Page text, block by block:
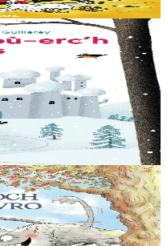
hastañ buan ! O mamm,
diganto mont da gas un